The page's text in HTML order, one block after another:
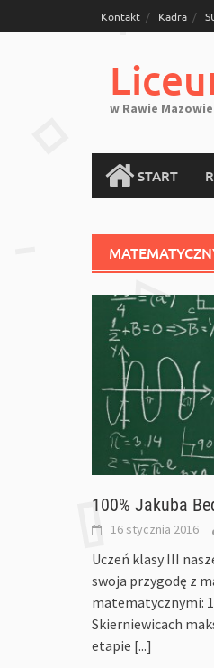
to
Kontakt Kadra
w Rawie
START
100% Jakuba
16 stycznia 2016
Uczeń klasy III
swoja przygodę z
matematycznymi:
Skierniewicach
etapie [...]